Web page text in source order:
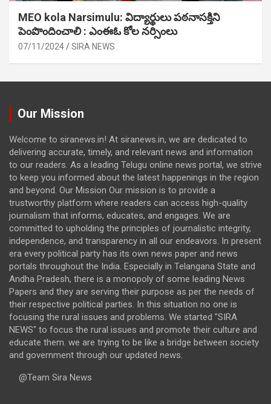
MEO kola Narsimulu: విద్యార్థులు పఠ‌నాసక్తిని
పెంపొందించాలి : ఎంఈఓ కోల నర్సింలు
07/11/2024 SIRA NEWS
Our Mission
Welcome to siranews.in! At siranews.in, we are dedicated to
delivering accurate, timely, and relevant news and information
to our readers. As a leading Telugu online news portal, we strive
to keep you informed about the latest happenings in the region
and beyond. Our Mission Our mission is to provide a
trustworthy platform where readers can access high-quality
journalism that informs, educates, and engages. We are
committed to upholding the principles of journalistic integrity,
independence, and transparency in all our endeavors. In present
era every political party has its own news paper and news
portals throughout the India. Especially in Telangana State and
Andha Pradesh, there is a monopoly of some leading News
Papers and they are serving their purpose as per the needs of
their respective political parties. In this situation no one is
focusing the rural issues and problems. We started "SIRA
NEWS" to focus the rural issues and promote their culture and
educate them. we are trying to be like a bridge between society
and government through our updated news.
@Team Sira News